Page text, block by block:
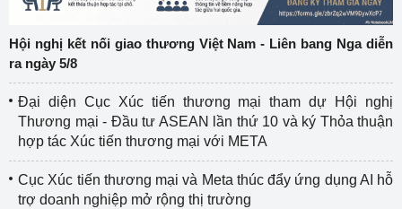
Hội nghị kết nối giao thương Việt Nam - Liên bang Nga diễn
ra ngày 5/8
Đại diện Cục Xúc tiến thương mại tham dự Hội nghị
Thương mại - Đầu tư ASEAN lần thứ 10 và ký Thỏa thuận
hợp tác Xúc tiến thương mại với META
Cục Xúc tiến thương mại và Meta thúc đẩy ứng dụng AI hỗ
trợ doanh nghiệp mở rộng thị trường